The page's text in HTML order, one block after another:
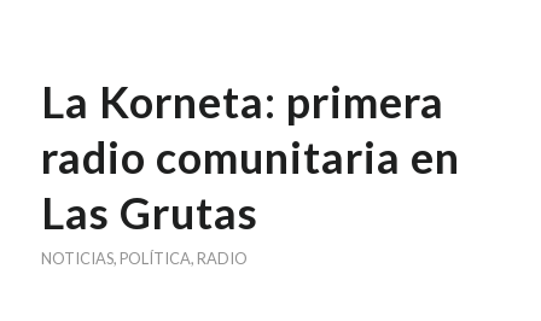
La Korneta: primera
radio comunitaria en
Las Grutas
NOTICIAS, POLÍTICA, RADIO